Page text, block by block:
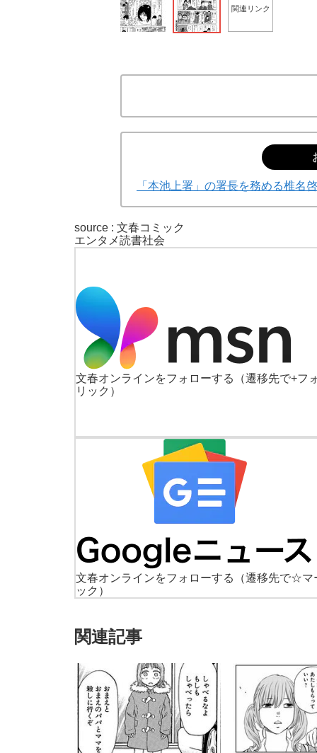
関連リンク
「本池上署」の署長を務める椎名
source : 文春コミック
エンタメ読書社会
文春オンラインをフォローする
（遷移先で+フ
リック）
文春オンラインをフォローする
（遷移先で☆マ
ック）
関連記事